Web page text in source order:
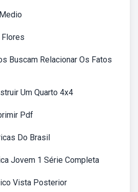
Buscam Relacionar Os Fatos
Um Quarto 4x4
Pdf
Do Brasil
Jovem 1 Série Completa
Vista Posterior